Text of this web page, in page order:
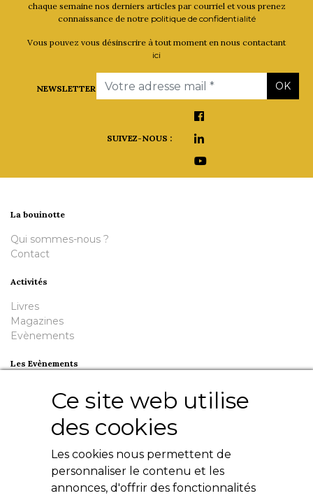
Ce site web utilise
des cookies
Les cookies nous permettent de
personnaliser le contenu et les
annonces, d'offrir des fonctionnalités
chaque semaine nos derniers articles par courriel et vous prenez
connaissance de notre politique de confidentialité
Vous pouvez vous désinscrire à tout moment en nous contactant
ici
NEWSLETTER
Email OK
SUIVEZ-NOUS :
La bouinotte
Qui sommes-nous ?
Contact
Activités
Livres
Magazines
Evènements
Les Evènements
Nuit de la Bouinotte
Besoin d'aide ?
Livres numériques
Mentions légales